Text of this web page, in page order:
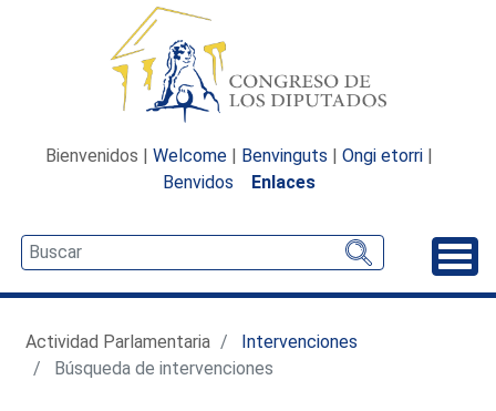
Bienvenidos | Welcome | Benvinguts | Ongi etorri |
Benvidos
Enlaces
Actividad Parlamentaria
Intervenciones
Búsqueda de intervenciones